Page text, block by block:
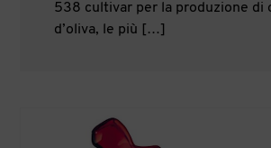
538 cultivar per la produzione di
d’oliva, le più […]